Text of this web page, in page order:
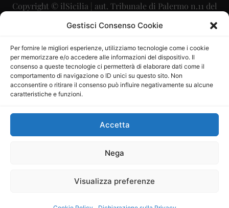
Gestisci Consenso Cookie
Per fornire le migliori esperienze, utilizziamo tecnologie come i cookie
per memorizzare e/o accedere alle informazioni del dispositivo. Il
consenso a queste tecnologie ci permetterà di elaborare dati come il
comportamento di navigazione o ID unici su questo sito. Non
acconsentire o ritirare il consenso può influire negativamente su alcune
caratteristiche e funzioni.
Accetta
Nega
Visualizza preferenze
Copyright © ilSicilia | aut. Tribunale di Palermo n.11 del
29/09/2015
Direttore Editoriale: Maurizio Scaglione
Direttore Responsabile: Maria Calabrese
P.IVA: 06334930820
Mercurio Comunicazione Società Cooperativa a r.l. è
iscritta al Registro degli Operatori di Comunicazione al
Sito gestito daLa Digitale srl–info@ladigitale.it